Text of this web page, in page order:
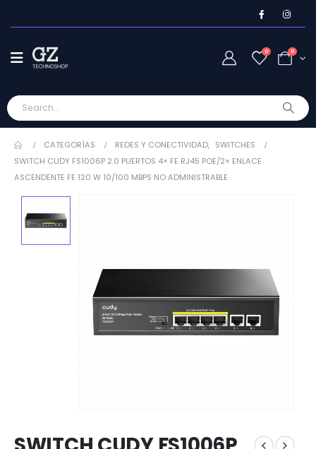
0 0
CATEGORÍAS REDES Y CONECTIVIDAD, SWITCHES
SWITCH CUDY FS1006P 2.0 PUERTOS 4× FE RJ45 POE/2× ENLACE
ASCENDENTE FE 120 W 10/100 MBPS NO ADMINISTRABLE